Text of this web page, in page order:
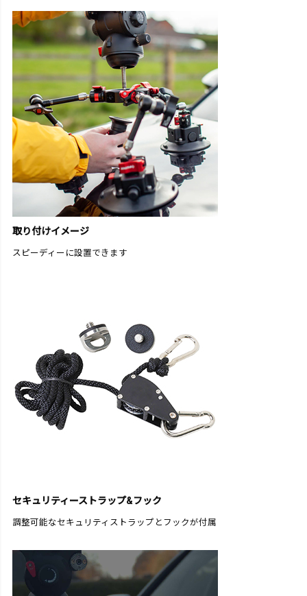
取り付けイメージ
スピーディーに設置できます
セキュリティーストラップ&フック
調整可能なセキュリティストラップとフックが付属